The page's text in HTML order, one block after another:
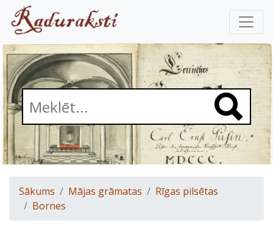
Sākums Mājas grāmatas
Rīgas pilsētas
Bornes